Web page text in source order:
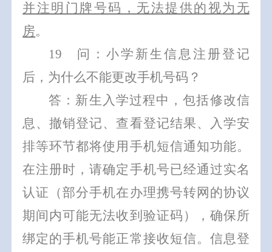
并注明门牌号码，无法提供的视为无
房。
19
问：小学新生信息注册登记
后，为什么不能更改手机号码？
答：新生入学过程中，包括修改信
息、撤销登记、查看登记结果、入学安
排等环节都将使用手机短信通知功能。
在注册时，请确定手机号已经通过实名
认证（部分手机在办理携号转网的协议
期间内可能无法收到验证码），确保所
绑定的手机号能正常接收短信。信息登